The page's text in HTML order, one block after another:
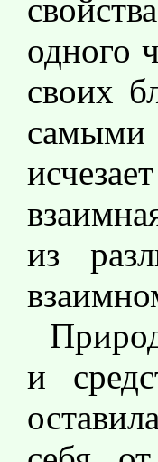
одного
своих
самыми
из
и